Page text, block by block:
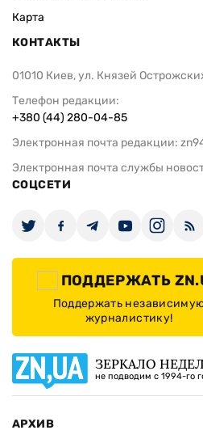
Карта
КОНТАКТЫ
01010 Киев, ул. Князей
Телефон редакции:
+380 (44) 280-04-85
Электронная почта редакции:
Электронная почта службы
СОЦСЕТИ
ПОДДЕРЖАТЬ
Поддержать
журналистику!
ЗЕРКАЛО
не подводим с 1994-го
АРХИВ